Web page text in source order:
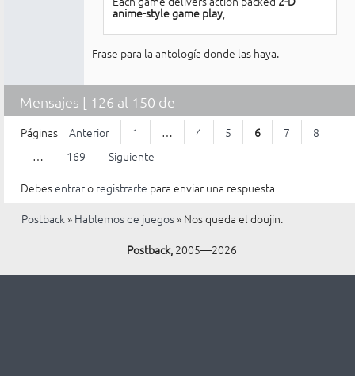
anime-style game play,
Frase para la antología donde las haya.
Mensajes [ 126 al 150 de
4.225 ]
Páginas Anterior 1 … 4 5 6 7
8
…
169
Siguiente
Debesentraro registrarte para enviar una respuesta
Postback» Hablemos de juegos» Nos queda el doujin.
Postback,2005—2026